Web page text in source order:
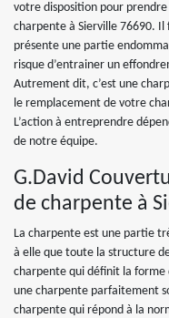
votre disposition pour
charpente à Sierville 76690.
présente une partie
risque d’entrainer un
Autrement dit, c’est une
le remplacement de votre
L’action à entreprendre
de notre équipe.
G.David
de charpente à
La charpente est une partie
à elle que toute la structure
charpente qui définit la
une charpente parfaitement
charpente qui répond à la